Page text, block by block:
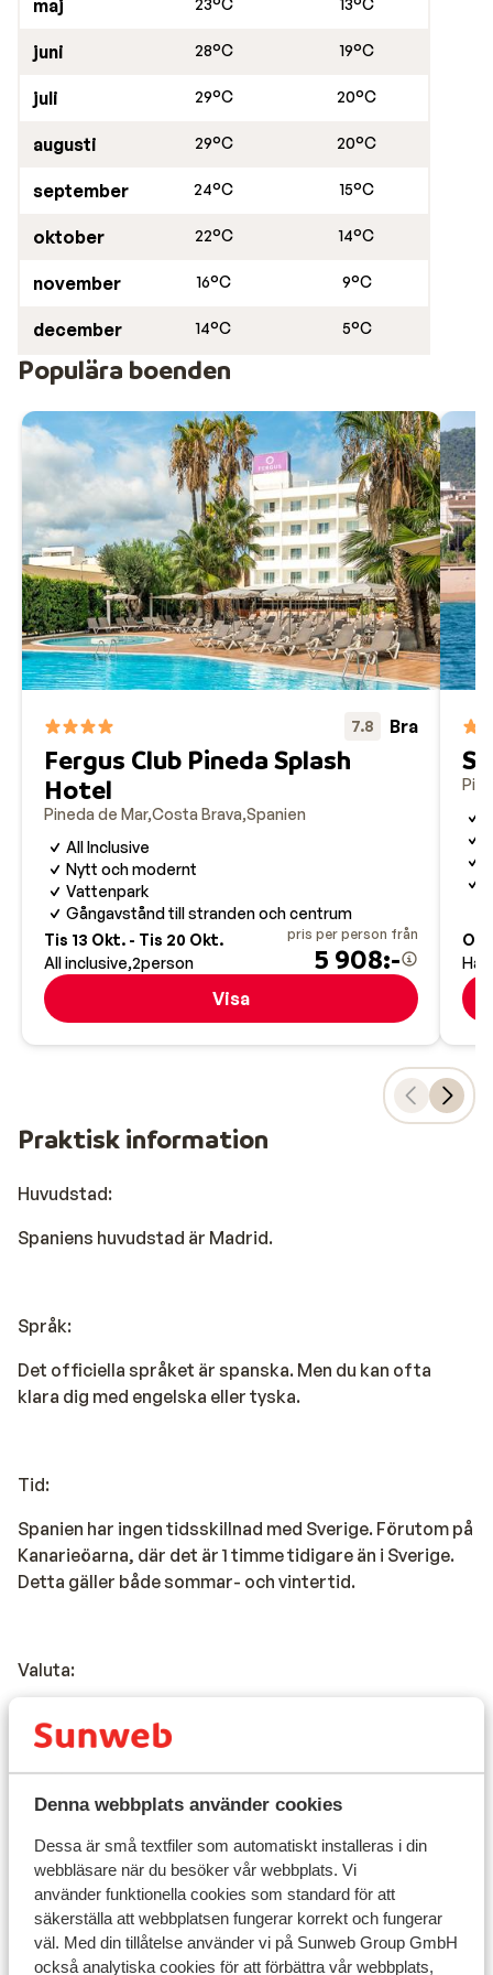
Denna webbplats använder cookies
Dessa är små textfiler som automatiskt installeras i din
webbläsare när du besöker vår webbplats. Vi
använder funktionella cookies som standard för att
säkerställa att webbplatsen fungerar korrekt och fungerar
väl. Med din tillåtelse använder vi på Sunweb Group GmbH
också analytiska cookies för att förbättra vår webbplats,
maj
juni 28°C 19°C
juli 29°C 20°C
augusti 29°C 20°C
september 24°C 15°C
oktober 22°C 14°C
november 16°C 9°C
december 14°C 5°C
Populära boenden
7.8 Bra
Fergus Club Pineda Splash
Hotel
Pineda de Mar Costa Brava Spanien
All Inclusive
Nytt och modernt
Vattenpark
Gångavstånd till stranden och centrum
Tis 13 Okt. - Tis 20 Okt.
All inclusive 2person
pris per person från
5 908:-
Visa
Praktisk information
Huvudstad:
Spaniens huvudstad är Madrid.
Språk:
Det officiella språket är spanska. Men du kan ofta
klara dig med engelska eller tyska.
Tid:
Spanien har ingen tidsskillnad med Sverige. Förutom på
Kanarieöarna, där det är 1 timme tidigare än i Sverige.
Detta gäller både sommar- och vintertid.
Valuta:
Spanien och på Kanarieöarna är inga problem. Det finns
kontanter. Det går också bra att betala med kreditkort
på många ställen.
Spänning:
Spänningen är 230 volt.